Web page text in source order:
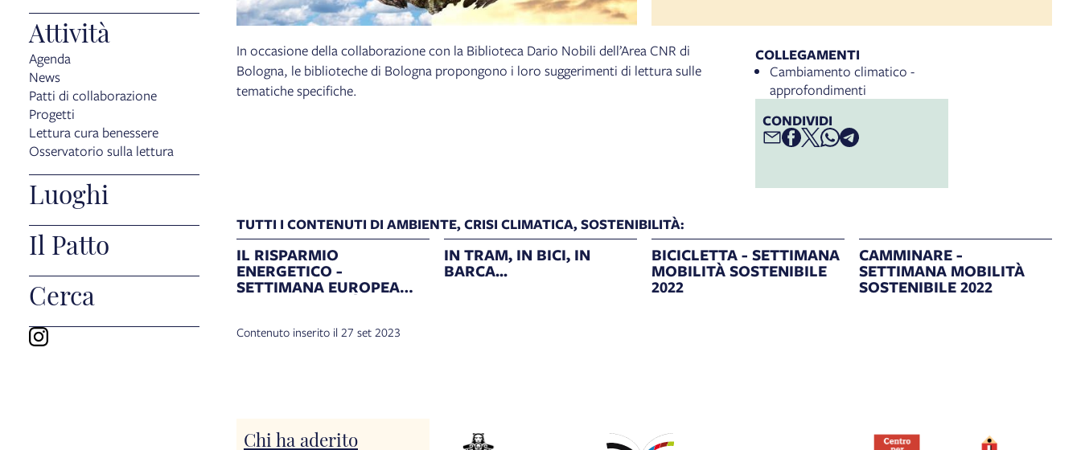
Attività
Agenda
News
Patti di collaborazione
Progetti
Lettura cura benessere
Osservatorio sulla lettura
Luoghi
Il Patto
Cerca
In occasione della collaborazione con la Biblioteca Dario Nobili dell’Area CNR di
Bologna, le biblioteche di Bologna propongono i loro suggerimenti di lettura sulle
tematiche specifiche.
COLLEGAMENTI
Cambiamento climatico -
approfondimenti
CONDIVIDI
TUTTI I CONTENUTI DI AMBIENTE, CRISI CLIMATICA, SOSTENIBILITÀ:
IL RISPARMIO
ENERGETICO -
SETTIMANA EUROPEA
IN TRAM, IN BICI, IN
BARCA...
BICICLETTA - SETTIMANA
MOBILITÀ SOSTENIBILE
2022
CAMMINARE -
SETTIMANA MOBILITÀ
SOSTENIBILE 2022
Contenuto inserito il 27 set 2023
Chi ha aderito